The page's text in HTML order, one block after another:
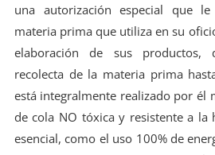
una autorización especial que
materia prima que utiliza en su
elaboración de sus productos,
recolecta de la materia prima
está integralmente realizado por él
de cola NO tóxica y resistente a la
esencial, como el uso 100% de